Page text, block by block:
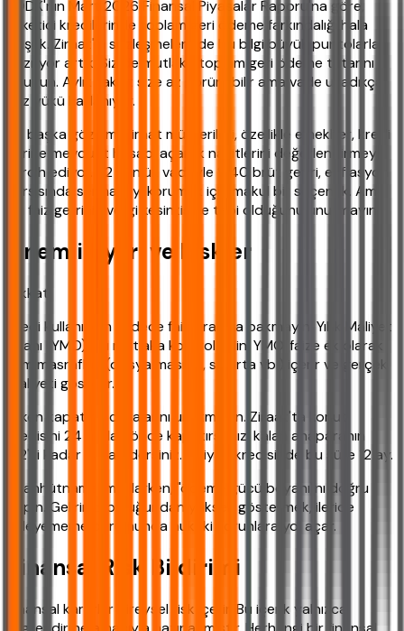
BDDK'nın Mart 2026 Finansal Piyasalar Raporu'na göre,
tüketici kredilerinde toplam geri ödeme farkındalığı hala
düşük. Ziraat'ın sözleşmelerinde bu bilgi büyük puntolarla
yazılıyor artık. Siz de mutlaka toplam geri ödeme tutarını
okuyun. Aylık taksit size az görünebilir ama vade uzadıkça
faiz yükü katlanıyor.
Bir başka gözlem: Ziraat müşterileri, özellikle emekliler, kredi
yerine mevduat hesabı açarak nakitlerini değerlendirmeyi
tercih ediyor. 32 günlük vadeyle %40 brüt getiri, enflasyon
karşısında sermayeyi korumak için makul bir seçenek. Ama
bu faiz gelirinin vergi kesintisine tabi olduğunu unutmayın.
Önemli Uyarı ve Riskler
Dikkat!
Kredi kullanırken sadece faiz oranına bakmayın. Yıllık Maliyet
Oranı (YMO) 'yu mutlaka kontrol edin. YMO, faize ek olarak
tüm masrafları (dosya masrafı, sigorta vb.) içerir ve gerçek
maliyeti gösterir.
Erken kapatma cezalarını unutmayın. Ziraat'ta konut
kredisini 24 aydan önce kapatırsanız, kalan anaparanın
%2'si kadar ceza ödersiniz. İhtiyaç kredisinde bu süre 12 ay.
Taahhütname imzalarken, "ödeme gücü beyanı"nı doğru
yapın. Gelirinizi olduğundan yüksek göstermek, ileride
ödeyememe durumunda hukuki sorunlara yol açar.
Finansal Risk Bildirimi
Finansal kararlar bireysel risk içerir. Bu içerik yalnızca